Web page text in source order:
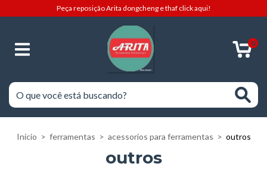
Peça reposição Arita dongcheng e thaf click aqui!
0
Início > ferramentas > acessorios para ferramentas > outros
outros